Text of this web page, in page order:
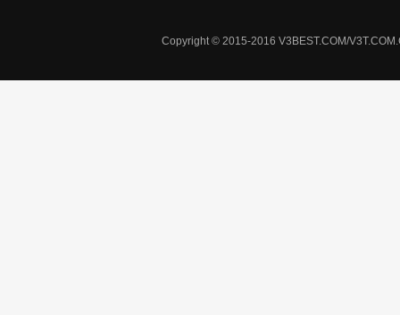
Copyright © 2015-2016 V3BEST.COM/